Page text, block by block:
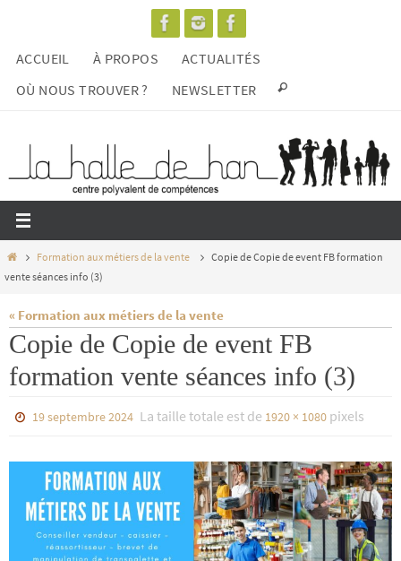
contenu
ACCUEIL À PROPOS
ACTUALITÉS
OÙ NOUS TROUVER ?
NEWSLETTER
HomeFormation aux métiers de la vente
Copie de Copie de event FB formation
vente séances info (3)
« Formation aux métiers de la vente
Copie de Copie de event FB
formation vente séances info (3)
19 septembre 2024 La taille totale est de 1920 × 1080 pixels